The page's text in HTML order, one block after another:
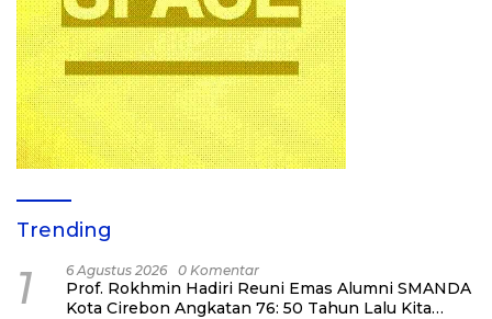
Trending
1 6 Agustus 2026 0 Komentar
Prof. Rokhmin Hadiri Reuni Emas Alumni SMANDA
Kota Cirebon Angkatan 76: 50 Tahun Lalu Kita